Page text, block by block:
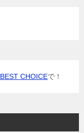
BEST CHOICEで！